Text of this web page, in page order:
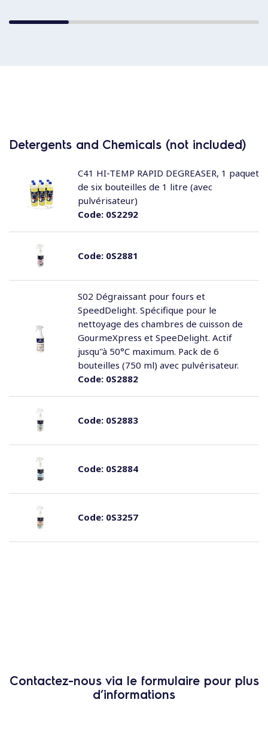
Detergents and Chemicals (not included)
Code:0S2292
C41 HI-TEMP RAPID DEGREASER, 1 paquet
de six bouteilles de 1 litre (avec
pulvérisateur)
Code:0S2881
Code:0S2882
S02 Dégraissant pour fours et
SpeedDelight. Spécifique pour le
nettoyage des chambres de cuisson de
GourmeXpress et SpeeDelight. Actif
jusqu''à 50°C maximum. Pack de 6
bouteilles (750 ml) avec pulvérisateur.
Code:0S2883
Code:0S2884
Code:0S3257
Contactez-nous via le formulaire pour plus
d’informations